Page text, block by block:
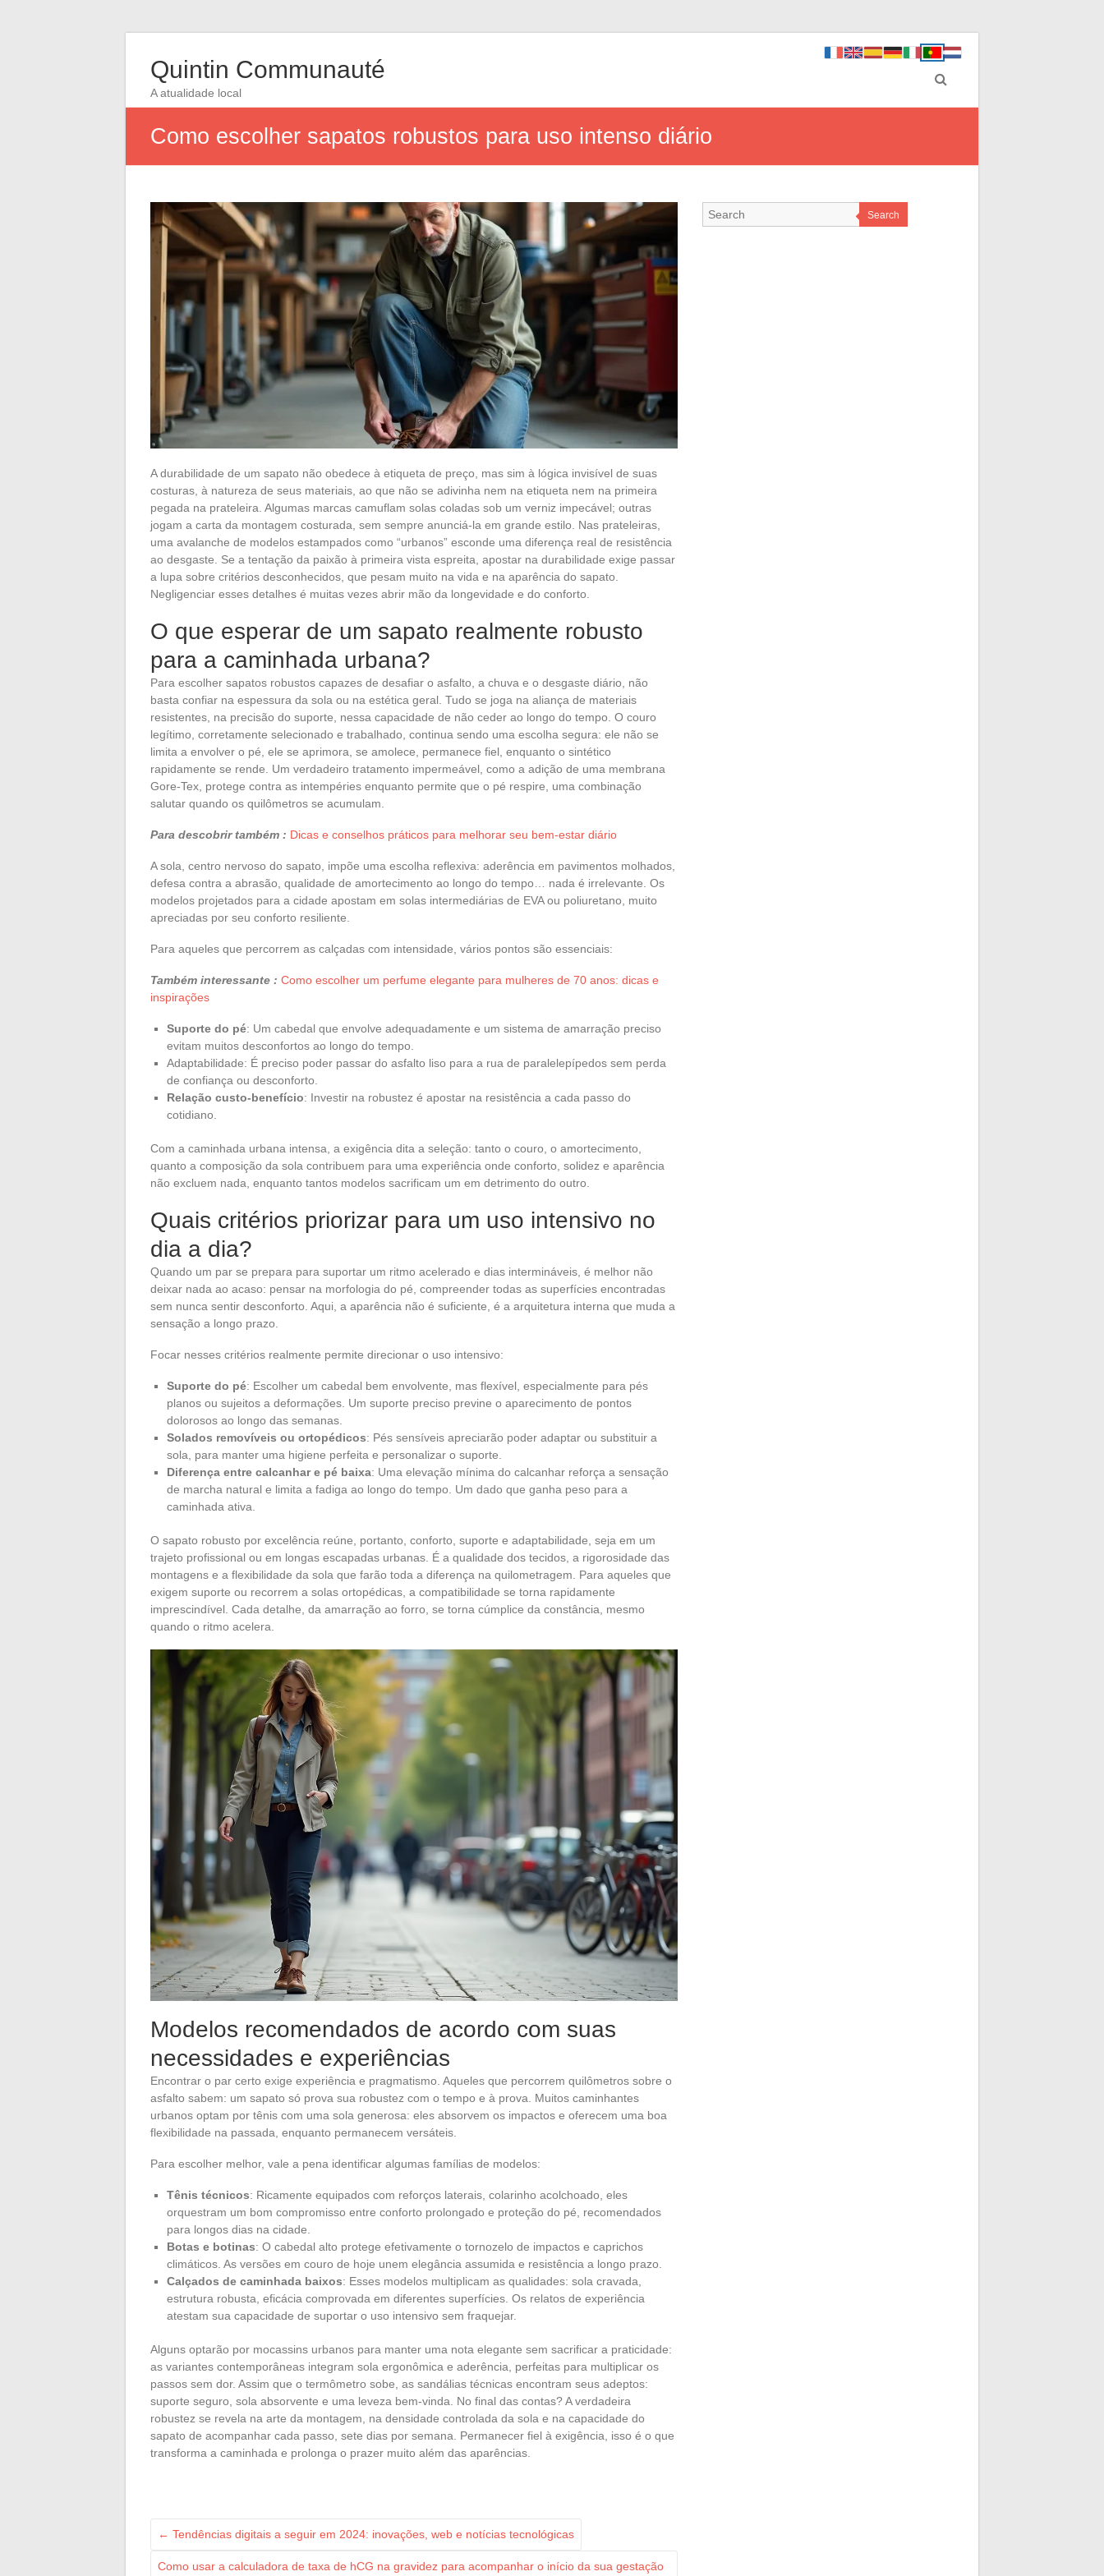
Quintin Communauté
A atualidade local
Como escolher sapatos robustos para uso intenso diário
A durabilidade de um sapato não obedece à etiqueta de preço, mas sim à lógica invisível de suas
costuras, à natureza de seus materiais, ao que não se adivinha nem na etiqueta nem na primeira
pegada na prateleira. Algumas marcas camuflam solas coladas sob um verniz impecável; outras
jogam a carta da montagem costurada, sem sempre anunciá-la em grande estilo. Nas prateleiras,
uma avalanche de modelos estampados como “urbanos” esconde uma diferença real de resistência
ao desgaste. Se a tentação da paixão à primeira vista espreita, apostar na durabilidade exige passar
a lupa sobre critérios desconhecidos, que pesam muito na vida e na aparência do sapato.
Negligenciar esses detalhes é muitas vezes abrir mão da longevidade e do conforto.
O que esperar de um sapato realmente robusto
para a caminhada urbana?
Para escolher sapatos robustos capazes de desafiar o asfalto, a chuva e o desgaste diário, não
basta confiar na espessura da sola ou na estética geral. Tudo se joga na aliança de materiais
resistentes, na precisão do suporte, nessa capacidade de não ceder ao longo do tempo. O couro
legítimo, corretamente selecionado e trabalhado, continua sendo uma escolha segura: ele não se
limita a envolver o pé, ele se aprimora, se amolece, permanece fiel, enquanto o sintético
rapidamente se rende. Um verdadeiro tratamento impermeável, como a adição de uma membrana
Gore-Tex, protege contra as intempéries enquanto permite que o pé respire, uma combinação
salutar quando os quilômetros se acumulam.
Para descobrir também : Dicas e conselhos práticos para melhorar seu bem-estar diário
A sola, centro nervoso do sapato, impõe uma escolha reflexiva: aderência em pavimentos molhados,
defesa contra a abrasão, qualidade de amortecimento ao longo do tempo… nada é irrelevante. Os
modelos projetados para a cidade apostam em solas intermediárias de EVA ou poliuretano, muito
apreciadas por seu conforto resiliente.
Para aqueles que percorrem as calçadas com intensidade, vários pontos são essenciais:
Também interessante : Como escolher um perfume elegante para mulheres de 70 anos: dicas e
inspirações
Suporte do pé: Um cabedal que envolve adequadamente e um sistema de amarração preciso
evitam muitos desconfortos ao longo do tempo.
Adaptabilidade: É preciso poder passar do asfalto liso para a rua de paralelepípedos sem perda
de confiança ou desconforto.
Relação custo-benefício: Investir na robustez é apostar na resistência a cada passo do
cotidiano.
Com a caminhada urbana intensa, a exigência dita a seleção: tanto o couro, o amortecimento,
quanto a composição da sola contribuem para uma experiência onde conforto, solidez e aparência
não excluem nada, enquanto tantos modelos sacrificam um em detrimento do outro.
Quais critérios priorizar para um uso intensivo no
dia a dia?
Quando um par se prepara para suportar um ritmo acelerado e dias intermináveis, é melhor não
deixar nada ao acaso: pensar na morfologia do pé, compreender todas as superfícies encontradas
sem nunca sentir desconforto. Aqui, a aparência não é suficiente, é a arquitetura interna que muda a
sensação a longo prazo.
Focar nesses critérios realmente permite direcionar o uso intensivo:
Suporte do pé: Escolher um cabedal bem envolvente, mas flexível, especialmente para pés
planos ou sujeitos a deformações. Um suporte preciso previne o aparecimento de pontos
dolorosos ao longo das semanas.
Solados removíveis ou ortopédicos: Pés sensíveis apreciarão poder adaptar ou substituir a
sola, para manter uma higiene perfeita e personalizar o suporte.
Diferença entre calcanhar e pé baixa: Uma elevação mínima do calcanhar reforça a sensação
de marcha natural e limita a fadiga ao longo do tempo. Um dado que ganha peso para a
caminhada ativa.
O sapato robusto por excelência reúne, portanto, conforto, suporte e adaptabilidade, seja em um
trajeto profissional ou em longas escapadas urbanas. É a qualidade dos tecidos, a rigorosidade das
montagens e a flexibilidade da sola que farão toda a diferença na quilometragem. Para aqueles que
exigem suporte ou recorrem a solas ortopédicas, a compatibilidade se torna rapidamente
imprescindível. Cada detalhe, da amarração ao forro, se torna cúmplice da constância, mesmo
quando o ritmo acelera.
Modelos recomendados de acordo com suas
necessidades e experiências
Encontrar o par certo exige experiência e pragmatismo. Aqueles que percorrem quilômetros sobre o
asfalto sabem: um sapato só prova sua robustez com o tempo e à prova. Muitos caminhantes
urbanos optam por tênis com uma sola generosa: eles absorvem os impactos e oferecem uma boa
flexibilidade na passada, enquanto permanecem versáteis.
Para escolher melhor, vale a pena identificar algumas famílias de modelos:
Tênis técnicos: Ricamente equipados com reforços laterais, colarinho acolchoado, eles
orquestram um bom compromisso entre conforto prolongado e proteção do pé, recomendados
para longos dias na cidade.
Botas e botinas: O cabedal alto protege efetivamente o tornozelo de impactos e caprichos
climáticos. As versões em couro de hoje unem elegância assumida e resistência a longo prazo.
Calçados de caminhada baixos: Esses modelos multiplicam as qualidades: sola cravada,
estrutura robusta, eficácia comprovada em diferentes superfícies. Os relatos de experiência
atestam sua capacidade de suportar o uso intensivo sem fraquejar.
Alguns optarão por mocassins urbanos para manter uma nota elegante sem sacrificar a praticidade:
as variantes contemporâneas integram sola ergonômica e aderência, perfeitas para multiplicar os
passos sem dor. Assim que o termômetro sobe, as sandálias técnicas encontram seus adeptos:
suporte seguro, sola absorvente e uma leveza bem-vinda. No final das contas? A verdadeira
robustez se revela na arte da montagem, na densidade controlada da sola e na capacidade do
sapato de acompanhar cada passo, sete dias por semana. Permanecer fiel à exigência, isso é o que
transforma a caminhada e prolonga o prazer muito além das aparências.
← Tendências digitais a seguir em 2024: inovações, web e notícias tecnológicas
Como usar a calculadora de taxa de hCG na gravidez para acompanhar o início da sua gestação
Search